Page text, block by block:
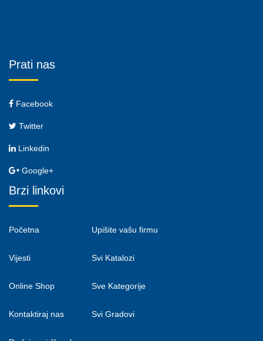
Prati nas
Facebook
Twitter
Linkedin
Google+
Brzi linkovi
Početna
Vijesti
Online Shop
Kontaktiraj nas
Upišite vašu firmu
Svi Katalozi
Sve Kategorije
Svi Gradovi